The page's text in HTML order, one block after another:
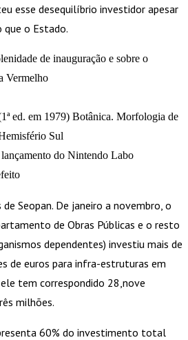
esse desequilíbrio investidor apesar
que o Estado.
de inauguração e sobre o
Vermelho
ed. em 1979) Botânica. Morfologia de
Sul
do Nintendo Labo
Seopan. De janeiro a novembro, o
de Obras Públicas e o resto
dependentes) investiu mais de
de euros para infra-estruturas em
tem correspondido 28,nove
milhões.
60% do investimento total